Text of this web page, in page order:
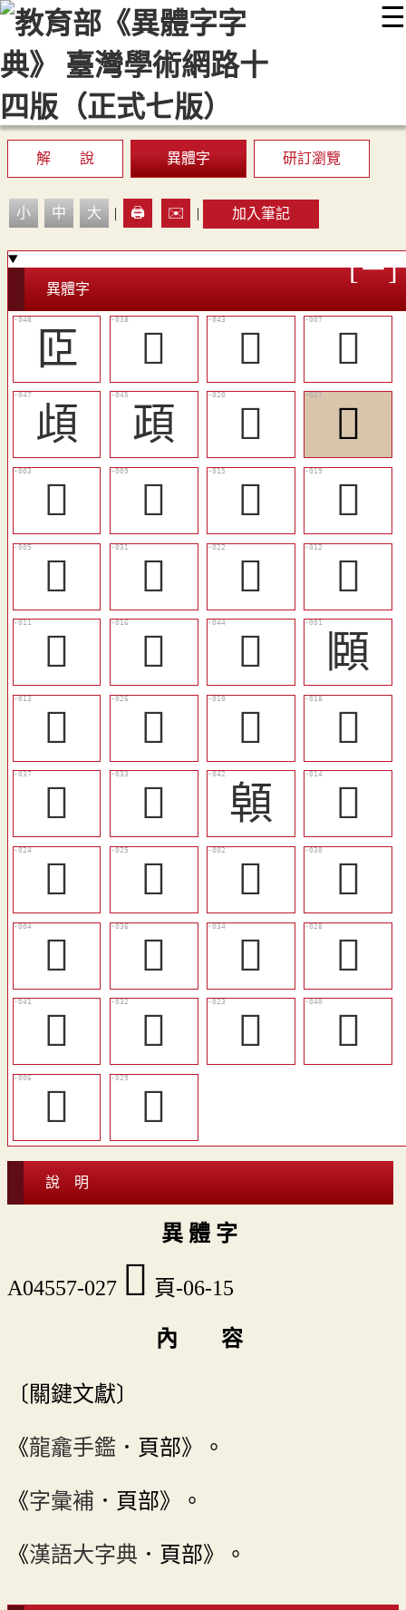
☰
::: 最新消息 常見問題 編輯說明
顯示模式
網站導覽
解 說 異體字 研訂瀏覽
小 中 大 | 🖨️ ✉️ | 加入筆記
異體字
𦣝 𦣞 󶨎
𩑪
頉
頙 󶧽
𩒫
󶧰
󶧳 󶧹
󶧼
󶧲
󶨆 󶧾
󶧶
󶧵
󶧺 󶨏
頥
󶧷
󶨂 󶧴
󶧻
󶨋
󶨈 顊
󶧸
󶨀
󶨁 𩠛
󶨅
󶧱
󶨊 󶨉
󶨃
󶨍
󶨇 󶧿
󶨌
𩠢
󶨄
說 明
異 體 字
A04557-027 𩒫 頁-06-15
內 容
〔關鍵文獻〕
《龍龕手鑑 ．頁部》。
《字彙補 ．頁部》。
《漢語大字典 ．頁部》。